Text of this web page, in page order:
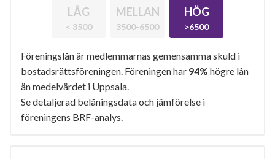
LÅG
< 3500
MELLAN
3500-6500
HÖG
>6500
Föreningslån är medlemmarnas gemensamma skuld i
bostadsrättsföreningen. Föreningen har 94% högre lån
än medelvärdet i Uppsala.
Se detaljerad belåningsdata och jämförelse i
föreningens BRF-analys.